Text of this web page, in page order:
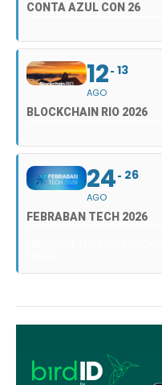
CONTA AZUL CON 26
12
AGO
13
BLOCKCHAIN RIO 2026
24
AGO
26
FEBRABAN TECH 2026